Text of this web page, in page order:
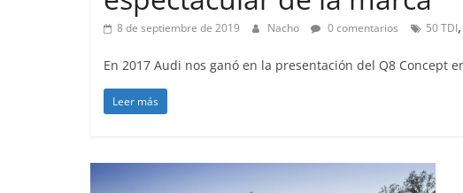
8 de septiembre de 2019 Nacho 0 comentarios 50 TDI,
En 2017 Audi nos ganó en la presentación del Q8
Leer más
Mercedes-Benz
31 de enero de 2022